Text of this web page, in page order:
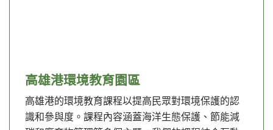
高雄港環境教育園區
高雄港的環境教育課程以提高民眾對環境保護的認
識和參與度。課程內容涵蓋海洋生態保護、節能減